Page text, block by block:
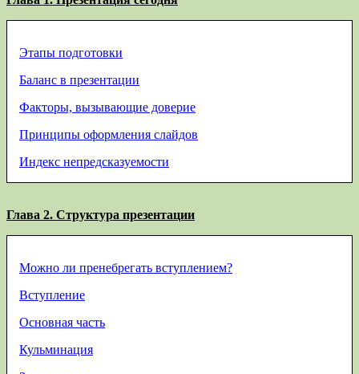
Этапы подготовки
Баланс в презентации
Факторы, вызывающие доверие
Принципы оформления слайдов
Индекс непредсказуемости
Глава 2. Структура презентации
Можно ли пренебрегать вступлением?
Вступление
Основная часть
Кульминация